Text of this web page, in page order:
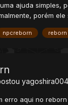
ajuda
porém
npcreborn reborn
yagoshira004
erro aqui no